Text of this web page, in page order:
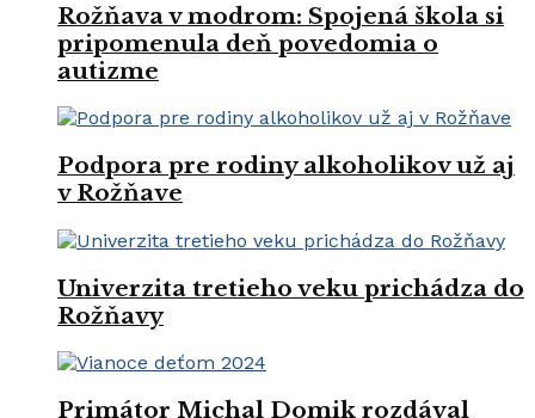
Rožňava v modrom: Spojená škola si
pripomenula deň povedomia o
autizme
Podpora pre rodiny alkoholikov už aj
v Rožňave
Univerzita tretieho veku prichádza do
Rožňavy
Primátor Michal Domik rozdával